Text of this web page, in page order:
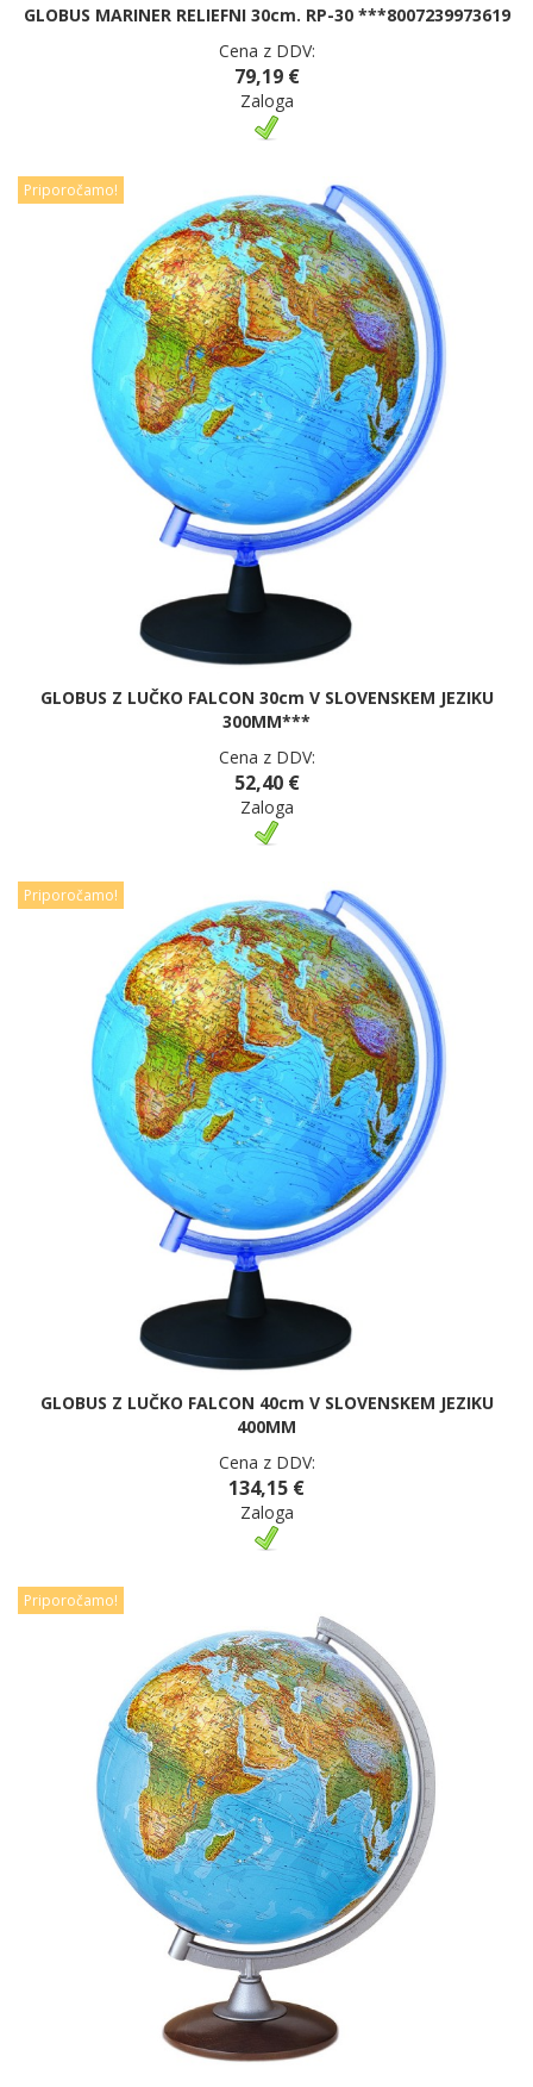
GLOBUS MARINER RELIEFNI 30cm. RP-30 ***8007239973619
Cena z DDV:
79,19 €
Zaloga
Priporočamo!
GLOBUS Z LUČKO FALCON 30cm V SLOVENSKEM JEZIKU
300MM***
Cena z DDV:
52,40 €
Zaloga
Priporočamo!
GLOBUS Z LUČKO FALCON 40cm V SLOVENSKEM JEZIKU
400MM
Cena z DDV:
134,15 €
Zaloga
Priporočamo!